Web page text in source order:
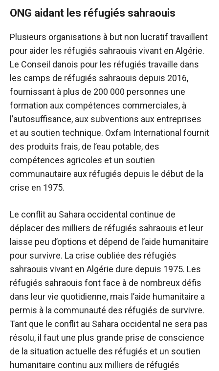
ONG aidant les réfugiés sahraouis
Plusieurs organisations à but non lucratif travaillent
pour aider les réfugiés sahraouis vivant en Algérie.
Le Conseil danois pour les réfugiés travaille dans
les camps de réfugiés sahraouis depuis 2016,
fournissant à plus de 200 000 personnes une
formation aux compétences commerciales, à
l’autosuffisance, aux subventions aux entreprises
et au soutien technique. Oxfam International fournit
des produits frais, de l’eau potable, des
compétences agricoles et un soutien
communautaire aux réfugiés depuis le début de la
crise en 1975.
Le conflit au Sahara occidental continue de
déplacer des milliers de réfugiés sahraouis et leur
laisse peu d’options et dépend de l’aide humanitaire
pour survivre. La crise oubliée des réfugiés
sahraouis vivant en Algérie dure depuis 1975. Les
réfugiés sahraouis font face à de nombreux défis
dans leur vie quotidienne, mais l’aide humanitaire a
permis à la communauté des réfugiés de survivre.
Tant que le conflit au Sahara occidental ne sera pas
résolu, il faut une plus grande prise de conscience
de la situation actuelle des réfugiés et un soutien
humanitaire continu aux milliers de réfugiés